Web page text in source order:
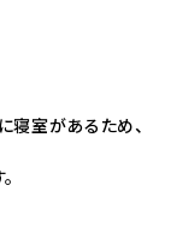
寝室があるため、